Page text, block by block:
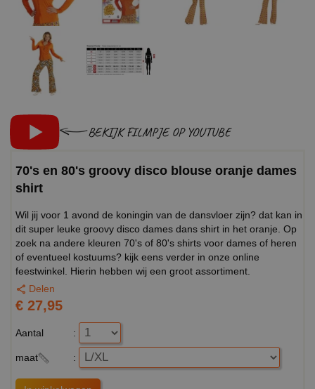
BEKIJK FILMPJE OP YOUTUBE
70's en 80's groovy disco blouse oranje dames
shirt
Wil jij voor 1 avond de koningin van de dansvloer zijn? dat kan in
dit super leuke groovy disco dames dans shirt in het oranje. Op
zoek na andere kleuren 70's of 80's shirts voor dames of heren
of eventueel kostuums? kijk eens verder in onze online
feestwinkel. Hierin hebben wij een groot assortiment.
Delen
€ 27,95
Aantal :
maat :